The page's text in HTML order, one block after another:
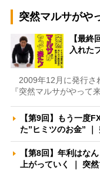
突然マルサがや
【最
入れた
2009年12月に発行さ
『突然マルサがやっ
【第9回】もう一度
た”ヒミツのお金”
【第8回】年利はな
上がっていく ｜ 突